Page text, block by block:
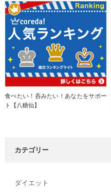
食べたい！呑みたい！あなたをサポー
ト【八糖仙】
カテゴリー
ダイエット